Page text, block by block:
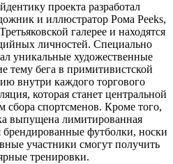
проекта разработал
и иллюстратор Рома Peeks,
галерее и находятся
личностей. Специально
уникальные художественные
тему бега в примитивистской
внутри каждого торгового
которая станет центральной
сбора спортсменов. Кроме того,
выпущена лимитированная
футболки, носки
участники смогут получить
тренировки.